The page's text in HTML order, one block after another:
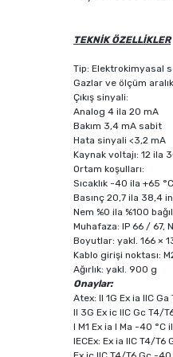
TEKNİK ÖZELLİKLER
Tip: Elektrokimyasal
Gazlar ve ölçüm
Çıkış sinyali:
Analog 4 ila 20 mA
Bakım 3,4 mA sabit
Hata sinyali <3,2 mA
Kaynak voltajı: 12 ila
Ortam koşulları:
Sıcaklık -40 ila +65 °C
Basınç 20,7 ila 38,4
Nem %0 ila %100
Muhafaza: IP 66 / 67,
Boyutlar: yakl. 166 ×
Kablo girişi noktası:
Ağırlık: yakl. 900 g
Onaylar:
Atex: II 1G Ex ia IIC
II 3G Ex ic IIC Gc T4/
I M1 Ex ia I Ma -40 °C
IECEx: Ex ia IIC T4/